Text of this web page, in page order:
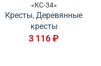
«КС-34»
Кресты, Деревянные
кресты
3 116₽